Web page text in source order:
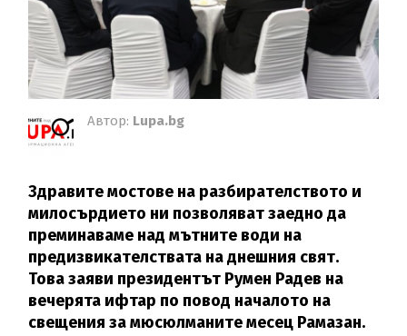
Автор: Lupa.bg
Здравите мостове на разбирателството и
милосърдието ни позволяват заедно да
преминаваме над мътните води на
предизвикателствата на днешния свят.
Това заяви президентът Румен Радев на
вечерята ифтар по повод началото на
свещения за мюсюлманите месец Рамазан.